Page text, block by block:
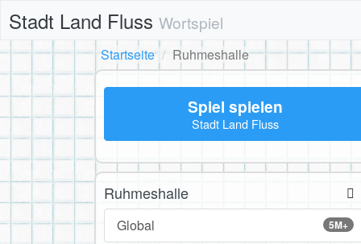
Stadt Land Fluss Wortspiel
Startseite
Ruhmeshalle
Spiel spielen
Stadt Land Fluss
Ruhmeshalle
5M+
Global